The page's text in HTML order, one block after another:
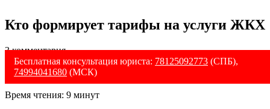
Кто формирует тарифы на услуги ЖКХ
3 комментария
Бесплатная консультация юриста: 78125092773 (СПБ),
74994041680 (МСК)
Время чтения: 9 минут